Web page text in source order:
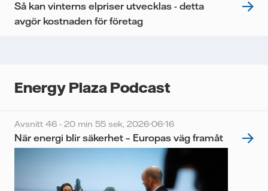
Så kan vinterns elpriser utvecklas - detta
avgör kostnaden för företag
Energy Plaza Podcast
Avsnitt 46 - 20 min 55 sek, 2026-06-16
När energi blir säkerhet – Europas väg framåt